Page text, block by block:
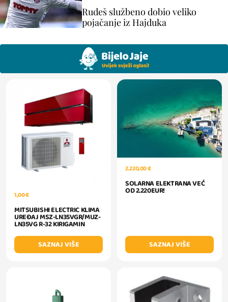
Rudeš službeno dobio veliko
pojačanje iz Hajduka
1,00 €
MITSUBISHI ELECTRIC KLIMA
UREĐAJ MSZ-LN35VGR/MUZ-
LN35VG R-32 KIRIGAMIN
SAZNAJ VIŠE
2.220,00 €
SOLARNA ELEKTRANA VEĆ
OD 2.220EUR!
SAZNAJ VIŠE